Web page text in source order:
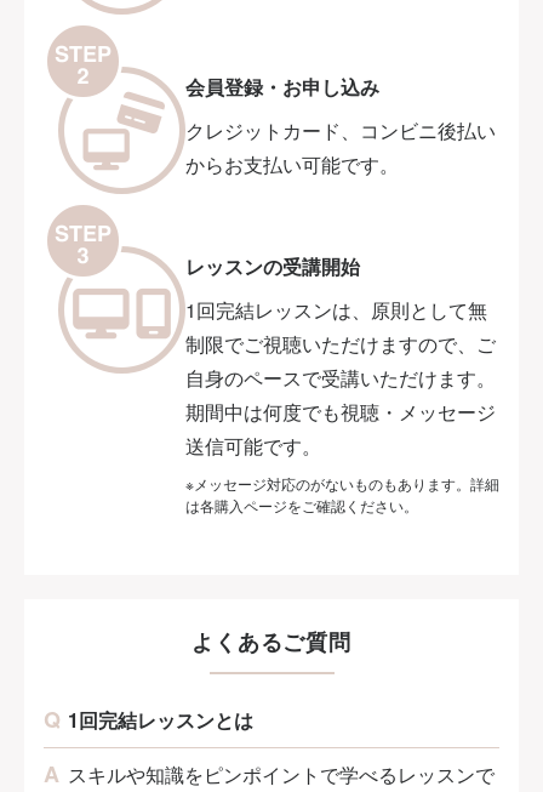
会員登録・お申し込み
クレジットカード、コンビニ後払い
からお支払い可能です。
レッスンの受講開始
1回完結レッスンは、原則として無
制限でご視聴いただけますので、ご
自身のペースで受講いただけます。
期間中は何度でも視聴・メッセージ
送信可能です。
※メッセージ対応のがないものもあります。詳細
は各購入ページをご確認ください。
よくあるご質問
1回完結レッスンとは
スキルや知識をピンポイントで学べるレッスンで